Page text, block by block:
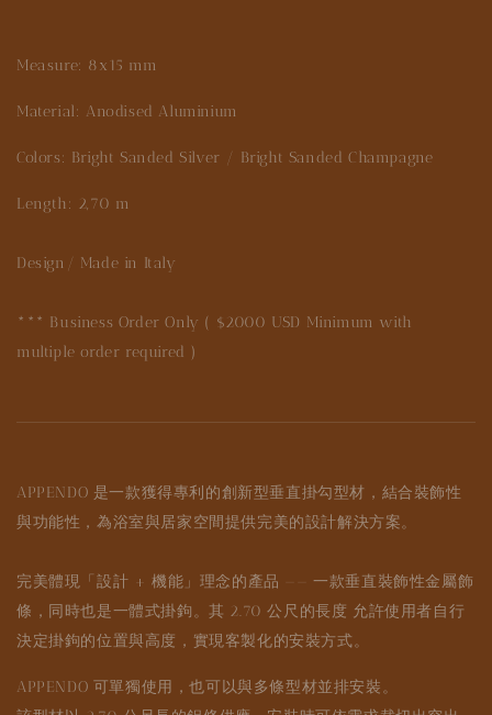
Measure: 8x15 mm
Material: Anodised Aluminium
Colors: Bright Sanded Silver / Bright Sanded Champagne
Length: 2,70 m
Design/ Made in Italy
*** Business Order Only ( $2000 USD Minimum with
multiple order required )
APPENDO 是一款獲得專利的創新型垂直掛勾型材，結合裝飾性
與功能性，為浴室與居家空間提供完美的設計解決方案。
完美體現「設計 + 機能」理念的產品 —— 一款垂直裝飾性金屬飾
條，同時也是一體式掛鉤。其 2.70 公尺的長度 允許使用者自行
決定掛鉤的位置與高度，實現客製化的安裝方式。
APPENDO 可單獨使用，也可以與多條型材並排安裝。